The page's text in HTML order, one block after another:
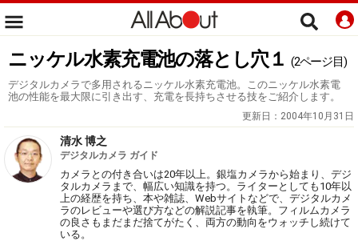
ニッケル水素充電池の落とし穴１ (2ページ目)
デジタルカメラで多用されるニッケル水素充電池。このニッケル水素電
池の性能を最大限に引き出す、充電を長持ちさせる技をご紹介します。
更新日： 2004年10月31日
清水 博之
デジタルカメラ ガイド
カメラとの付き合いは20年以上。銀塩カメラから始まり、デジ
タルカメラまで、幅広い知識を持つ。ライターとしても10年以
上の経歴を持ち、本や雑誌、Webサイトなどで、デジタルカメ
ラのレビューや選び方などの解説記事を執筆。フィルムカメラ
の良さもまだまだ捨てがたく、両方の動向をウォッチし続けて
いる。